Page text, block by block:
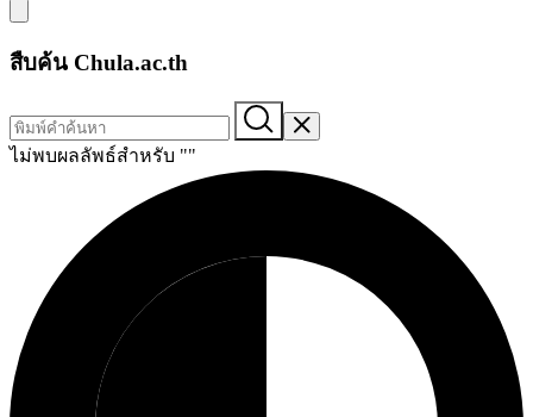
สืบค้น Chula.ac.th
ไม่พบผลลัพธ์สำหรับ ""